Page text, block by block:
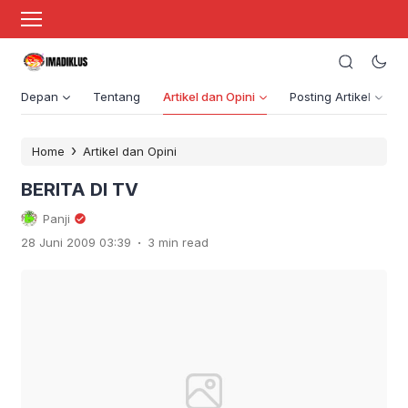
Depan Tentang Artikel dan Opini Posting Artikel
Home › Artikel dan Opini
BERITA DI TV
Panji
28 Juni 2009 03:39 . 3 min read